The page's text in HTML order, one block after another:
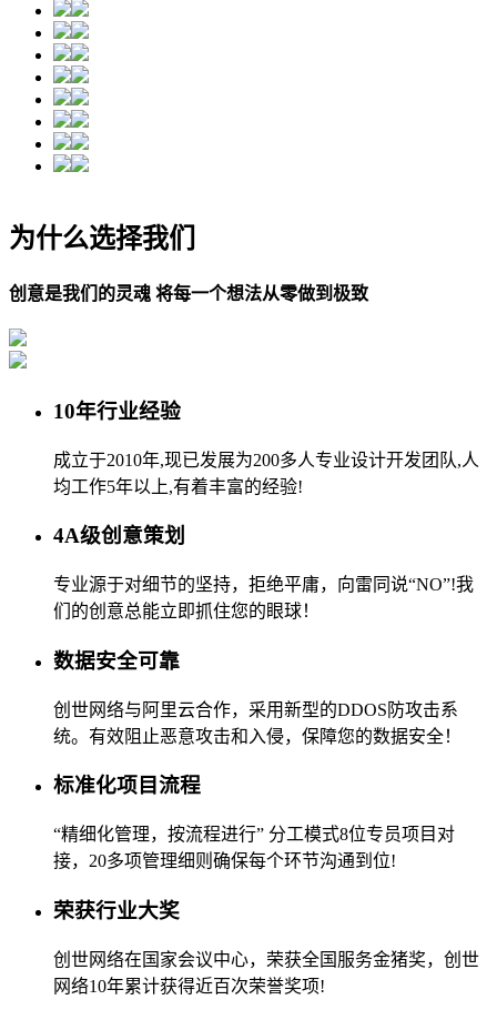
为什么选择我们
创意是我们的灵魂 将每一个想法从零做到极致
10年行业经验
成立于2010年,现已发展为200多人专业设计开发团队,人
均工作5年以上,有着丰富的经验!
4A级创意策划
专业源于对细节的坚持，拒绝平庸，向雷同说“NO”!我
们的创意总能立即抓住您的眼球！
数据安全可靠
创世网络与阿里云合作，采用新型的DDOS防攻击系
统。有效阻止恶意攻击和入侵，保障您的数据安全！
标准化项目流程
“精细化管理，按流程进行” 分工模式8位专员项目对
接，20多项管理细则确保每个环节沟通到位!
荣获行业大奖
创世网络在国家会议中心，荣获全国服务金猪奖，创世
网络10年累计获得近百次荣誉奖项!